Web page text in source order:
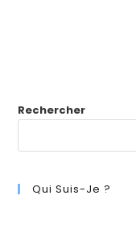
Rechercher
Qui Suis-Je ?